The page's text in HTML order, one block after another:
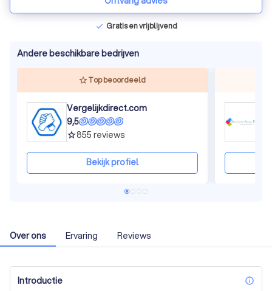
check Gratis en vrijblijvend
Andere beschikbare bedrijven
Top beoordeeld
Vergelijkdirect.com
9,5
grade855 reviews
Bekijk profiel
Over ons Ervaring Reviews
Introductie